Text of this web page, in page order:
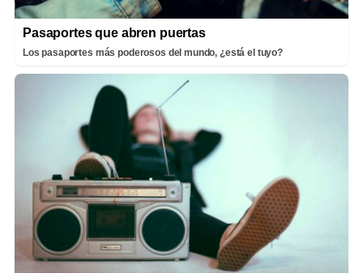
Pasaportes que abren puertas
Los pasaportes más poderosos del mundo, ¿está el tuyo?